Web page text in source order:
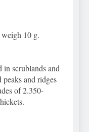
10 g.
scrublands and
peaks and ridges
of 2.350-